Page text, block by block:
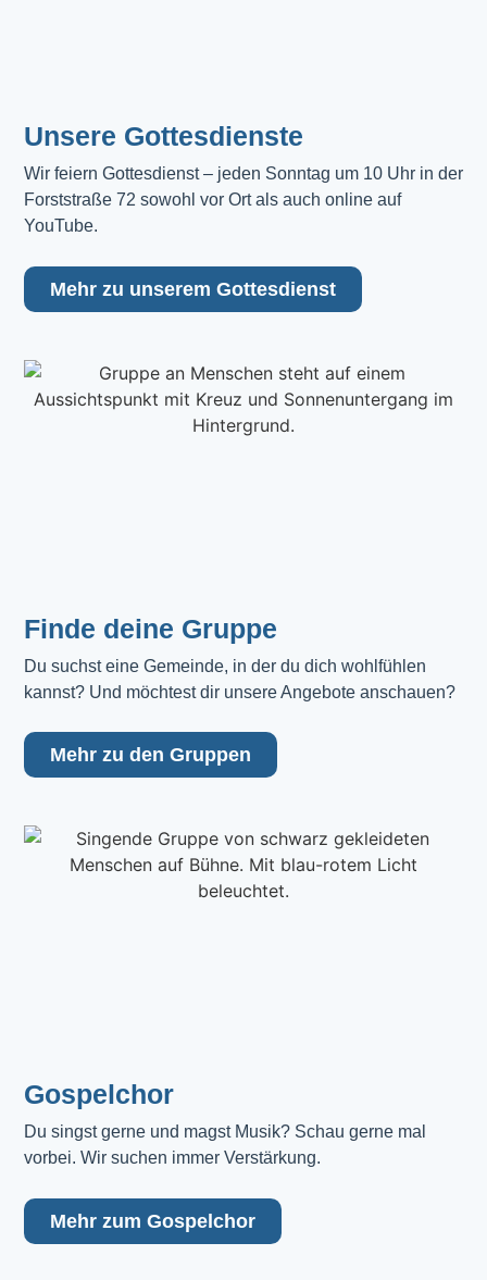
Unsere Gottesdienste
Wir feiern Gottesdienst – jeden Sonntag um 10 Uhr in der
Forststraße 72 sowohl vor Ort als auch online auf
YouTube.
Mehr zu unserem Gottesdienst
Finde deine Gruppe
Du suchst eine Gemeinde, in der du dich wohlfühlen
kannst? Und möchtest dir unsere Angebote anschauen?
Mehr zu den Gruppen
Gospelchor
Du singst gerne und magst Musik? Schau gerne mal
vorbei. Wir suchen immer Verstärkung.
Mehr zum Gospelchor